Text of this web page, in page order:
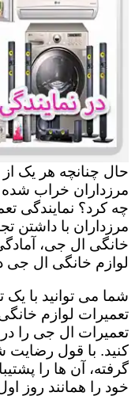
حال چنانچه هر یک
مرزداران خراب شده
چه کرد؟ نمایندگی
مرزداران با داشتن
خانگی ال جی،
لوازم خانگی ال جی
شما می توانید با
تعمیرات لوازم
تعمیرات ال جی را
کنید. با قول
گرفته، آن ها را
خود را همانند روز